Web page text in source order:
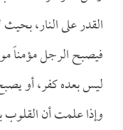
القدر على النار،
فيصبح الرجل مؤمناً
ليس بعده كفر، أو
وإذا علمت أن القلوب